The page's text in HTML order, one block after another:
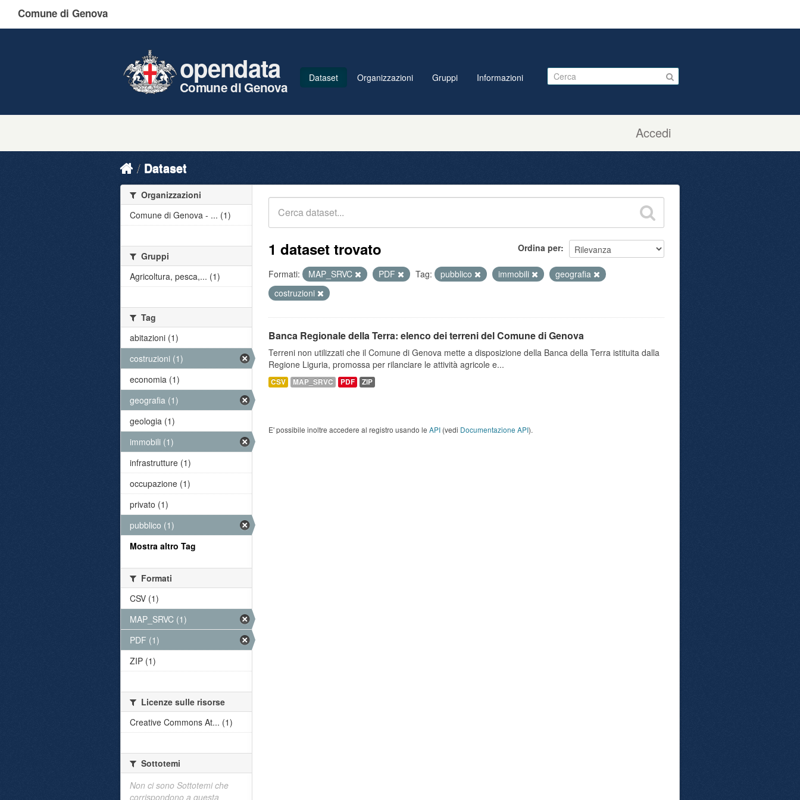
Comune di Genova
Accedi
opendata
Comune di Genova
Dataset Organizzazioni Gruppi Informazioni
Dataset
Ordina per
1 dataset trovato
Formati: MAP_SRVC PDF Tag: pubblico immobili
geografia
costruzioni
Banca Regionale della Terra: elenco dei terreni del Comune di Genova
Terreni non utilizzati che il Comune di Genova mette a disposizione della Banca della Terra istituita dalla
Regione Liguria, promossa per rilanciare le attività agricole e...
CSV MAP_SRVC PDF ZIP
E' possibile inoltre accedere al registro usando le API (vedi Documentazione API).
Organizzazioni
Comune di Genova - ... (1)
Gruppi
Agricoltura, pesca,... (1)
Tag
abitazioni (1)
costruzioni (1)
economia (1)
geografia (1)
geologia (1)
immobili (1)
infrastrutture (1)
occupazione (1)
privato (1)
pubblico (1)
Mostra altro Tag
Formati
CSV (1)
MAP_SRVC (1)
PDF (1)
ZIP (1)
Licenze sulle risorse
Creative Commons At... (1)
Sottotemi
Non ci sono Sottotemi che
corrispondono a questa